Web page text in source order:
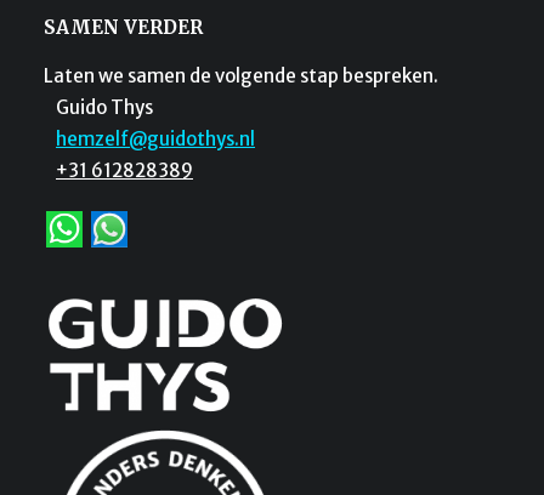
SAMEN VERDER
Laten we samen de volgende stap bespreken.
Guido Thys
hemzelf@guidothys.nl
+31 612828389